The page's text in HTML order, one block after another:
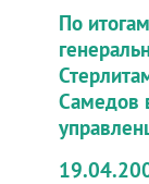
По
Самедов